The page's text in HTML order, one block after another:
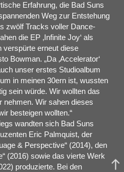
Erfahrung, die Bad Suns
Weg zur Entstehung
zwölf Tracks voller Dance-
die EP ‚Infinite Joy‘ als
verspürte erneut diese
Bowman. „Da ‚Accelerator‘
unser erstes Studioalbum
in meinen 30ern ist, wussten
sein würde. Wir wollten das
nehmen. Wir sahen dieses
besteigen wollten.“
wandten sich Bad Suns
Eric Palmquist, der
& Perspective“ (2014), den
(2016) sowie das vierte Werk
produzierte. Bei den